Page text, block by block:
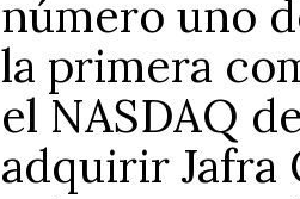
número uno
la primera
el NASDAQ
adquirir Jafra